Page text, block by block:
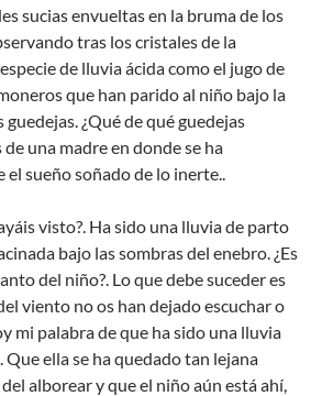
sucias envueltas en la bruma de los
tras los cristales de la
de lluvia ácida como el jugo de
que han parido al niño bajo la
¿Qué de qué guedejas
de una madre en donde se ha
sueño soñado de lo inerte..
visto?. Ha sido una lluvia de parto
bajo las sombras del enebro. ¿Es
del niño?. Lo que debe suceder es
viento no os han dejado escuchar o
mi palabra de que ha sido una lluvia
ella se ha quedado tan lejana
alborear y que el niño aún está ahí,